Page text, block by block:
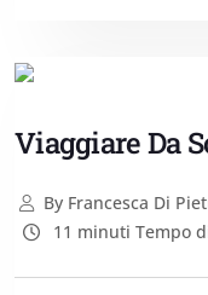
Viaggiare Da
ByFrancesca Di
11 minuti Tempo